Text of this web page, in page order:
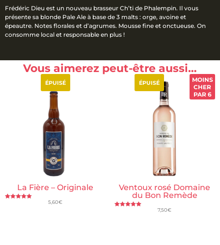
Frédéric Dieu est un nouveau brasseur Ch’ti de Phalempin. Il vous
présente sa blonde Pale Ale à base de 3 malts : orge, avoine et
épeautre. Notes florales et d’agrumes. Mousse fine et onctueuse. On
consomme local et responsable en plus !
Vous aimerez peut-être aussi…
ÉPUISÉ
La Fière – Originale
5,60€
MOINS
CHER
PAR 6
ÉPUISÉ
Ventoux rosé Domaine
du Bon Remède
7,50€